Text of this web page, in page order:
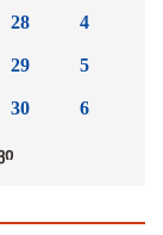
28
29
30
4
5
6